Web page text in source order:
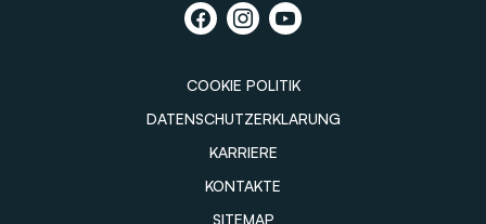
COOKIE POLITIK
DATENSCHUTZERKLARUNG
KARRIERE
KONTAKTE
SITEMAP